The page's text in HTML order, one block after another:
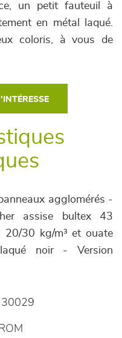
un petit fauteuil à
en métal laqué.
coloris, à vous de
agglomérés -
assise bultex 43
20/30 kg/m³ et ouate
noir - Version
30029
ROM